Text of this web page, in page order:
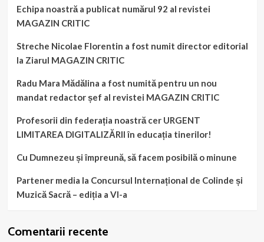
Echipa noastră a publicat numărul 92 al revistei
MAGAZIN CRITIC
Streche Nicolae Florentin a fost numit director editorial
la Ziarul MAGAZIN CRITIC
Radu Mara Mădălina a fost numită pentru un nou
mandat redactor șef al revistei MAGAZIN CRITIC
Profesorii din federația noastră cer URGENT
LIMITAREA DIGITALIZĂRII în educația tinerilor!
Cu Dumnezeu și împreună, să facem posibilă o minune
Partener media la Concursul Internațional de Colinde și
Muzică Sacră – ediția a VI-a
Comentarii recente